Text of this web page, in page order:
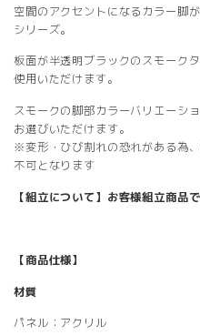
空間のアクセントになるカラー脚
シリーズ。
板面が半透明ブラックのスモーク
使用いただけます。
スモークの脚部カラーバリエーシ
お選びいただけます。
※変形・ひび割れの恐れがある為
不可となります
【組立について】お客様組立商品
【商品仕様】
材質
パネル：アクリル